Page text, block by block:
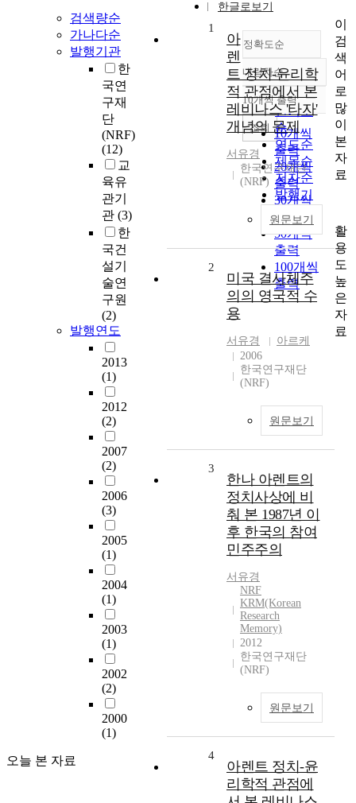
검색량순
가나다순
발행기관
한
국연
구재
단
(NRF)
(12)
교
육유
관기
관 (3)
한
국건
설기
술연
구원
(2)
발행연도
2013
(1)
2012
(2)
2007
(2)
2006
(3)
2005
(1)
2004
(1)
2003
(1)
2002
(2)
2000
(1)
오늘 본 자료
한글로보기
정확도순
정확도
순
인기도
순
연도순
제목순
저자순
발행기
관순
내림차순
내림차순
10개씩 출력
10개씩
출력
20개씩
출력
30개씩
출력
50개씩
출력
100개씩
출력
조회
1
아
렌
트 정치-윤리학
적 관점에서 본
레비나스 '타자'
개념의 문제
서유경
한국연구재단
(NRF)
원문보기
2
미국 결사체주
의의 영국적 수
용
서유경
아르케
2006
한국연구재단
(NRF)
원문보기
3
한나 아렌트의
정치사상에 비
춰 본 1987년 이
후 한국의 참여
민주주의
서유경
NRF
KRM(Korean
Research
Memory)
2012
한국연구재단
(NRF)
원문보기
4
아렌트 정치-윤
리학적 관점에
이
검
색
어
로
많
이
본
자
료
활
용
도
높
은
자
료